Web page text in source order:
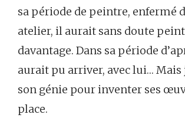
sa période de peintre, enfermé
atelier, il aurait sans doute
davantage. Dans sa période
aurait pu arriver, avec lui… Mais
son génie pour inventer ses
place.